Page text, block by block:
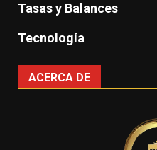
Tasas y Balances
Tecnología
ACERCA DE